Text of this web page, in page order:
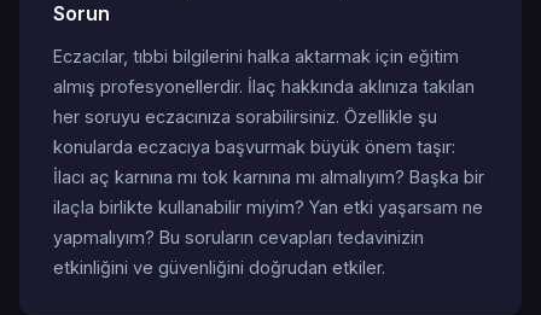
Sorun
Eczacılar, tıbbi bilgilerini halka aktarmak için eğitim
almış profesyonellerdir. İlaç hakkında aklınıza takılan
her soruyu eczacınıza sorabilirsiniz. Özellikle şu
konularda eczacıya başvurmak büyük önem taşır:
İlacı aç karnına mı tok karnına mı almalıyım? Başka bir
ilaçla birlikte kullanabilir miyim? Yan etki yaşarsam ne
yapmalıyım? Bu soruların cevapları tedavinizin
etkinliğini ve güvenliğini doğrudan etkiler.